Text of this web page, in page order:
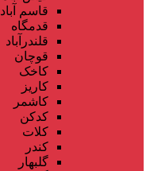
قاسم آباد
قدمگاه
قلندرآباد
قوچان
کاخک
کاریز
کاشمر
کدکن
کلات
کندر
گلبهار